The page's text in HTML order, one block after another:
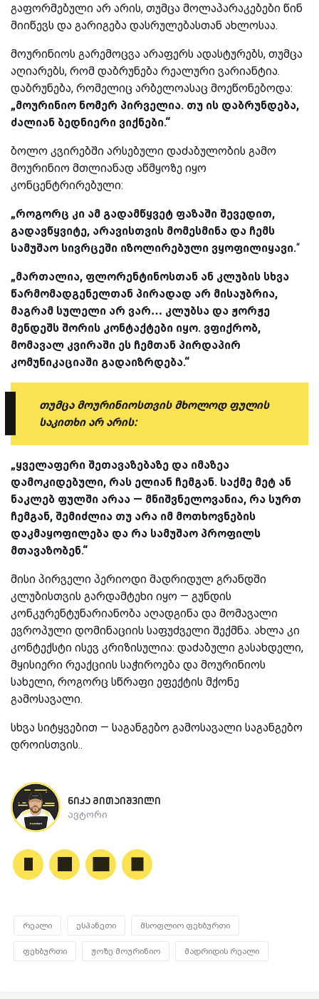
გაფორმებული არ არის, თუმცა მოლაპარაკებები წინ
მიიწევს და გარიგება დასრულებასთან ახლოსაა.
მოურინიოს გარემოცვა არაფერს ადასტურებს, თუმცა
აღიარებს, რომ დაბრუნება რეალური ვარიანტია.
დაბრუნება, რომელიც არბელოასაც მოეწონებოდა:
„მოურინიო ნომერ პირველია. თუ ის დაბრუნდება,
ძალიან ბედნიერი ვიქნები.“
ბოლო კვირებში არსებული დაძაბულობის გამო
მოურინიო მთლიანად აწმყოზე იყო
კონცენტრირებული:
„როგორც კი ამ გადამწყვეტ ფაზაში შევედით,
გადავწყვიტე, არავისთვის მომესმინა და ჩემს
სამუშაო სივრცეში იზოლირებული ვყოფილიყავი.“
„მართალია, ფლორენტინოსთან ან კლუბის სხვა
წარმომადგენელთან პირადად არ მისაუბრია,
მაგრამ სულელი არ ვარ… კლუბსა და ჟორჟე
მენდეშს შორის კონტაქტები იყო. ვფიქრობ,
მომავალ კვირაში ეს ჩემთან პირდაპირ
კომუნიკაციაში გადაიზრდება.“
თუმცა მოურინიოსთვის მხოლოდ ფულის
საკითხი არ არის:
„ყველაფერი შეთავაზებაზე და იმაზეა
დამოკიდებული, რას ელიან ჩემგან. საქმე მეტ ან
ნაკლებ ფულში არაა — მნიშვნელოვანია, რა სურთ
ჩემგან, შემიძლია თუ არა იმ მოთხოვნების
დაკმაყოფილება და რა სამუშაო პროფილს
მთავაზობენ.“
მისი პირველი პერიოდი მადრიდულ გრანდში
კლუბისთვის გარდამტეხი იყო — გუნდის
კონკურენტუნარიანობა აღადგინა და მომავალი
ევროპული დომინაციის საფუძველი შექმნა. ახლა კი
კონტექსტი ისევ კრიზისულია: დაძაბული გასახდელი,
მყისიერი რეაქციის საჭიროება და მოურინიოს
სახელი, როგორც სწრაფი ეფექტის მქონე
გამოსავალი.
სხვა სიტყვებით — საგანგებო გამოსავალი საგანგებო
დროისთვის..
ნიკა მითაიშვილი
ავტორი
რეალი ესპანეთი მსოფლიო ფეხბურთი
ფეხბურთი ჟოზე მოურინიო მადრიდის რეალი